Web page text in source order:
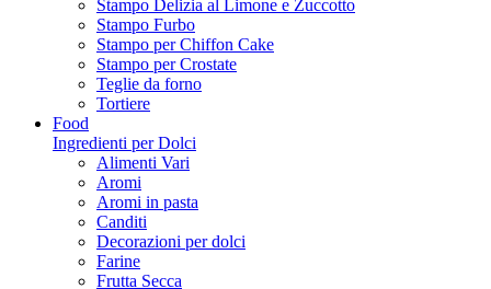
Stampo Delizia al Limone e Zuccotto
Stampo Furbo
Stampo per Chiffon Cake
Stampo per Crostate
Teglie da forno
Tortiere
Food
Ingredienti per Dolci
Alimenti Vari
Aromi
Aromi in pasta
Canditi
Decorazioni per dolci
Farine
Frutta Secca